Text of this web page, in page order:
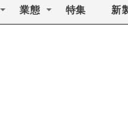
業態 特集 新